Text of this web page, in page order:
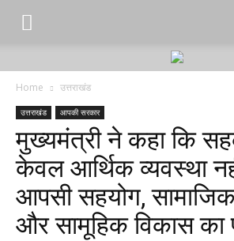
Home उत्तराखंड
उत्तराखंड आपकी सरकार
मुख्यमंत्री ने कहा कि
केवल आर्थिक व्यवस्था
आपसी सहयोग,
और सामूहिक विकास का